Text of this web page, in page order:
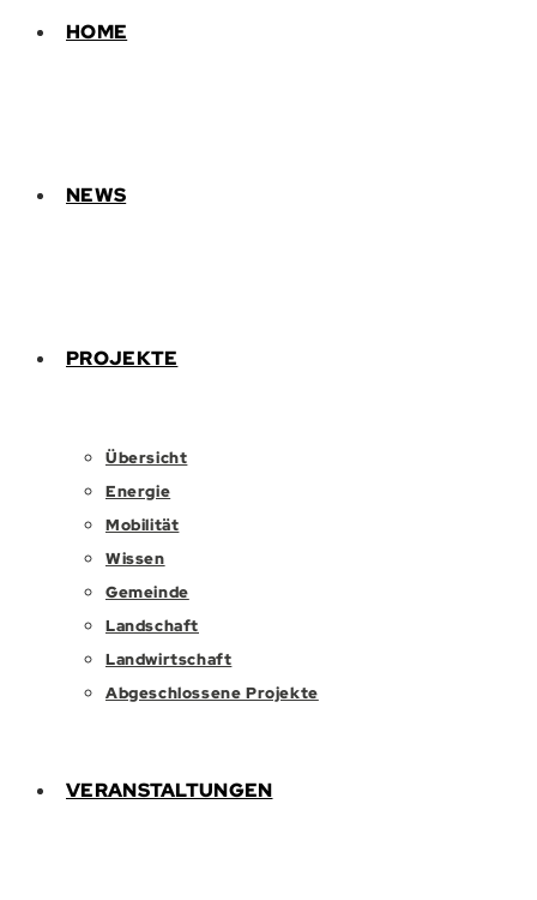
HOME
NEWS
PROJEKTE
Übersicht
Energie
Mobilität
Wissen
Gemeinde
Landschaft
Landwirtschaft
Abgeschlossene Projekte
VERANSTALTUNGEN